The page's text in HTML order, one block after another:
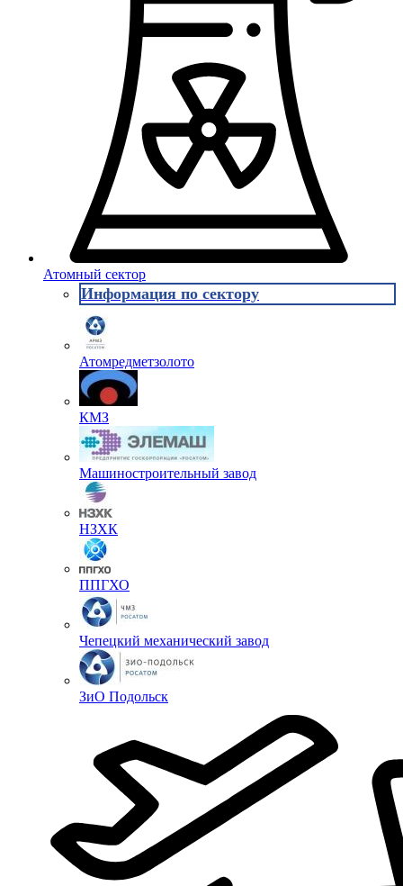
Атомный сектор
Информация по сектору
Атомредметзолото
КМЗ
Машиностроительный завод
НЗХК
ППГХО
Чепецкий механический завод
ЗиО Подольск